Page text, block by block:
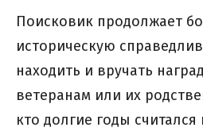
Поисковик продолжает
историческую
находить и вручать
ветеранам или их
кто долгие годы